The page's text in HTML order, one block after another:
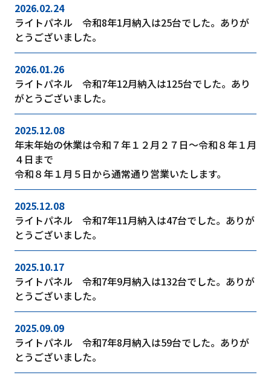
2026.02.24
ライトパネル 令和8年1月納入は25台でした。ありが
とうございました。
2026.01.26
ライトパネル 令和7年12月納入は125台でした。あり
がとうございました。
2025.12.08
年末年始の休業は令和７年１２月２７日～令和８年１月
４日まで
令和８年１月５日から通常通り営業いたします。
2025.12.08
ライトパネル 令和7年11月納入は47台でした。ありが
とうございました。
2025.10.17
ライトパネル 令和7年9月納入は132台でした。ありが
とうございました。
2025.09.09
ライトパネル 令和7年8月納入は59台でした。ありが
とうございました。